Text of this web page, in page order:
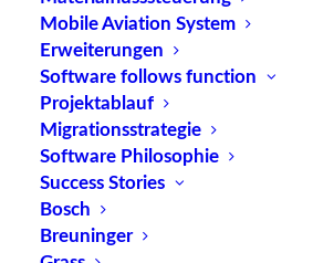
Mobile Aviation System
Erweiterungen
Software follows function
Projektablauf
Migrationsstrategie
Software Philosophie
Success Stories
Bosch
Breuninger
Der Faktor Licht in